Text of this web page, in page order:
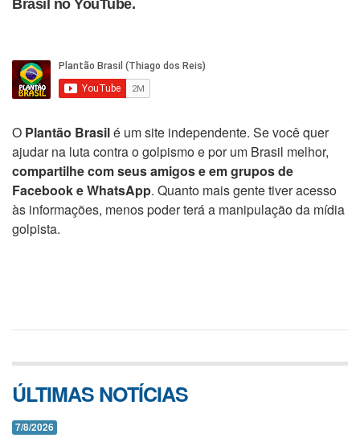
Brasil no YouTube.
O Plantão Brasilé um site independente. Se você quer
ajudar na luta contra o golpismo e por um Brasil melhor,
compartilhe com seus amigos e em grupos de
Facebook e WhatsApp. Quanto mais gente tiver acesso
às informações, menos poder terá a manipulação da mídia
golpista.
ÚLTIMAS NOTÍCIAS
7/8/2026